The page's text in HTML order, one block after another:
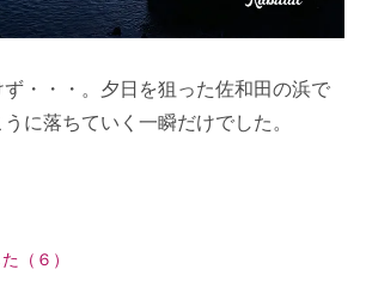
・・・。夕日を狙った佐和田の浜で
に落ちていく一瞬だけでした。
（６）